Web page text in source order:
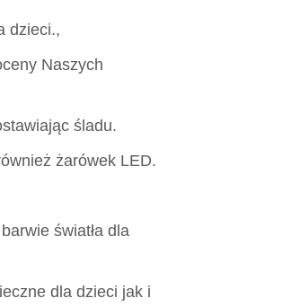
dzieci.,
Naszych
śladu.
żarówek LED.
światła dla
dla dzieci jak i